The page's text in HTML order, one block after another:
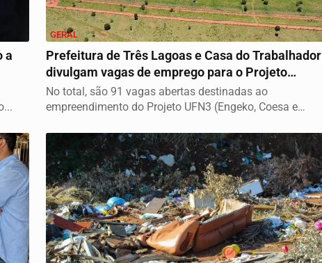
a
GERAL
Prefeitura de Três Lagoas e Casa do Trabalhador
divulgam vagas de emprego para o Projeto
UFN3...
No total, são 91 vagas abertas destinadas ao
empreendimento do Projeto UFN3 (Engeko, Coesa e